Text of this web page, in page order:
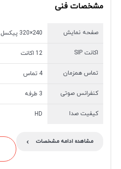
مشخصات فنی
صفحه نمایش 240×320 پیکسل, TFT LCD, رنگی
اکانت SIP 12 اکانت
تماس همزمان 4 تماس
کنفرانس صوتی 3 طرفه
کیفیت صدا HD
مشاهده ادامه مشخصات ›